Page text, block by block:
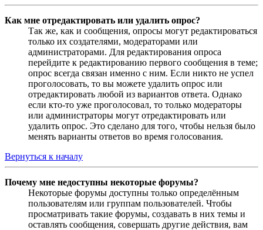
Как мне отредактировать или удалить опрос?
Так же, как и сообщения, опросы могут редактироваться
только их создателями, модераторами или
администраторами. Для редактирования опроса
перейдите к редактированию первого сообщения в теме;
опрос всегда связан именно с ним. Если никто не успел
проголосовать, то вы можете удалить опрос или
отредактировать любой из вариантов ответа. Однако
если кто-то уже проголосовал, то только модераторы
или администраторы могут отредактировать или
удалить опрос. Это сделано для того, чтобы нельзя было
менять варианты ответов во время голосования.
Вернуться к началу
Почему мне недоступны некоторые форумы?
Некоторые форумы доступны только определённым
пользователям или группам пользователей. Чтобы
просматривать такие форумы, создавать в них темы и
оставлять сообщения, совершать другие действия, вам